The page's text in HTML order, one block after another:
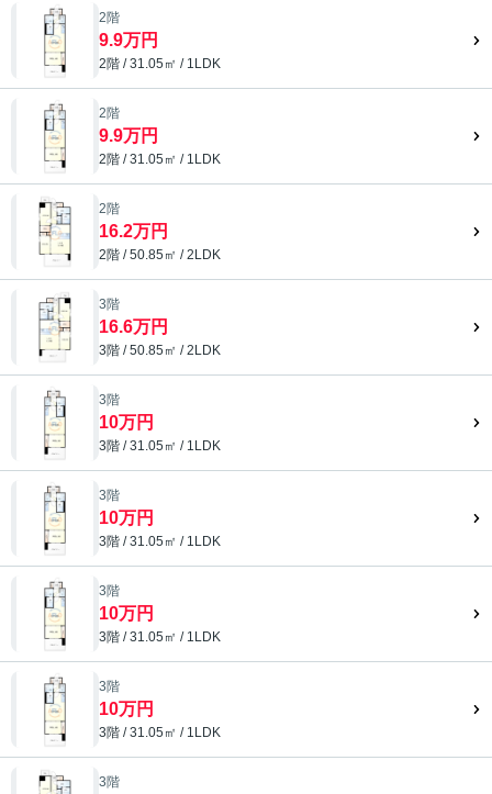
2階
9.9万円
2階 / 31.05㎡ / 1LDK
2階
9.9万円
2階 / 31.05㎡ / 1LDK
2階
16.2万円
2階 / 50.85㎡ / 2LDK
3階
16.6万円
3階 / 50.85㎡ / 2LDK
3階
10万円
3階 / 31.05㎡ / 1LDK
3階
10万円
3階 / 31.05㎡ / 1LDK
3階
10万円
3階 / 31.05㎡ / 1LDK
3階
10万円
3階 / 31.05㎡ / 1LDK
3階